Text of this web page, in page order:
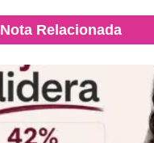
Nota Relacionada